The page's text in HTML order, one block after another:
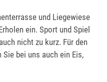
und Liegewiese
ein. Sport und Spiel
nicht zu kurz. Für den
bei uns auch ein Eis,